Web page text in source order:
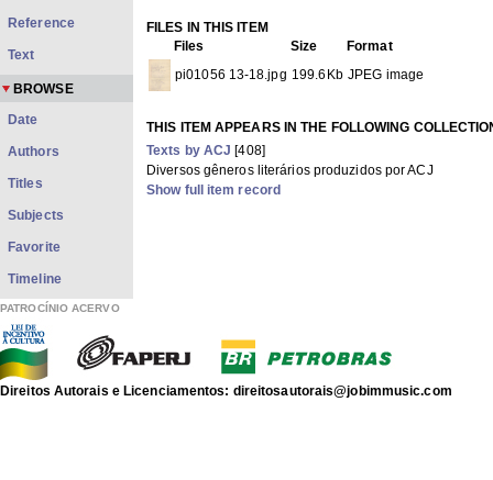
FILES IN THIS ITEM
Files
Size
Format
pi01056 13-18.jpg 199.6Kb JPEG image
THIS ITEM APPEARS IN THE FOLLOWING
Texts by ACJ [408]
Diversos gêneros literários produzidos por ACJ
Show full item record
Reference
Text
BROWSE
Date
Authors
Titles
Subjects
Favorite
Timeline
PATROCÍNIO ACERVO
Direitos Autorais e Licenciamentos: direitosautorais@jobimmusic.com